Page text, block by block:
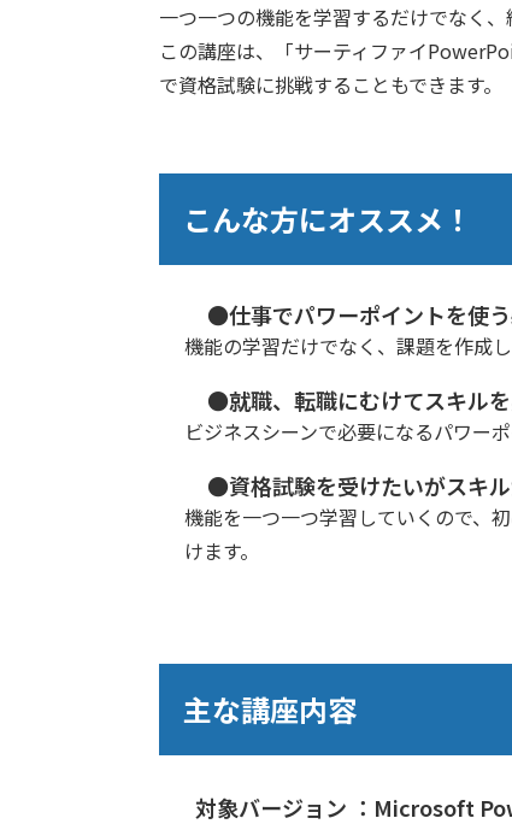
一つ一つの機能を学習するだけでなく
この講座は、「サーティファイ
で資格試験に挑戦することもできます。
こんな方にオススメ！
●仕事でパワーポイントを使
機能の学習だけでなく、課題を作成
●就職、転職にむけてスキル
ビジネスシーンで必要になるパワー
●資格試験を受けたいがスキ
機能を一つ一つ学習していくので、
けます。
主な講座内容
対象バージョン ：Microsoft